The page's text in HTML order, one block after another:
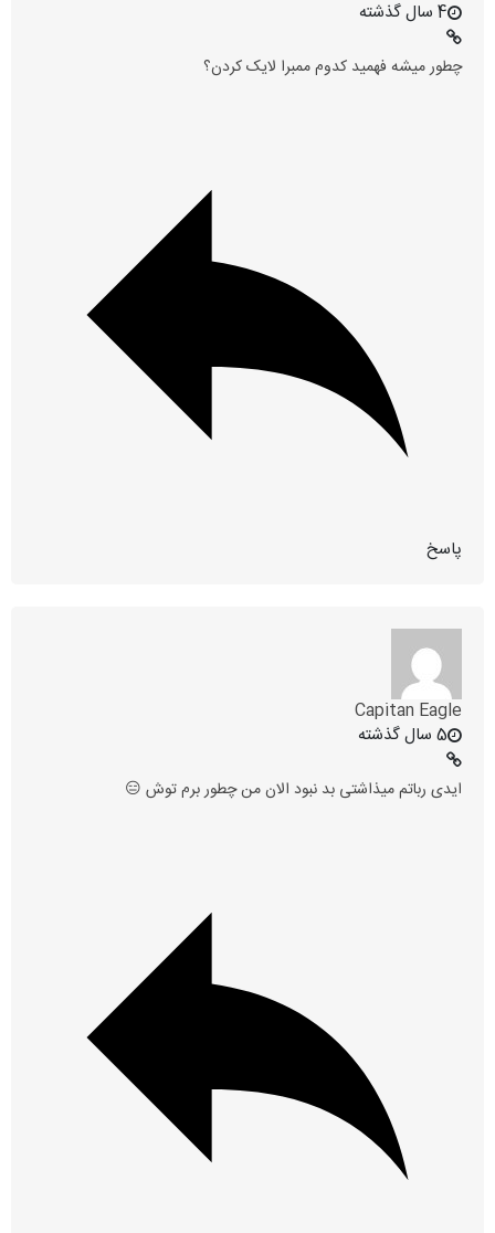
4 سال گذشته
چطور میشه فهمید کدوم ممبرا لایک کردن؟
پاسخ
Capitan Eagle
5 سال گذشته
ایدی رباتم میذاشتی بد نبود الان من چطور برم توش 😑